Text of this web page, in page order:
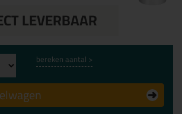
LEVERBAAR
bereken aantal >